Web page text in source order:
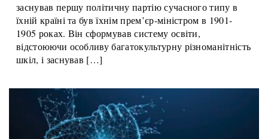
людиною, яку вони колись назвали своїм
найвідомішим і найулюбленішим земляком. Він
заснував першу політичну партію сучасного типу в
їхній країні та був їхнім прем’єр-міністром в 1901-
1905 роках. Він сформував систему освіти,
відстоюючи особливу багатокультурну різноманітність